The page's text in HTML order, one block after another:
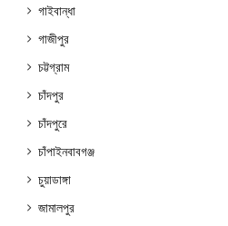
গাইবান্ধা
গাজীপুর
চট্টগ্রাম
চাঁদপুর
চাঁদপুরে
চাঁপাইনবাবগঞ্জ
চুয়াডাঙ্গা
জামালপুর